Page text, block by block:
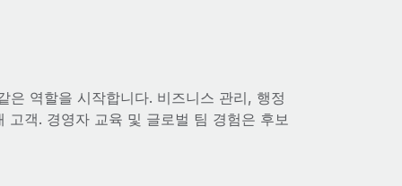
은 역할을 시작합니다. 비즈니스 관리, 행정
객. 경영자 교육 및 글로벌 팀 경험은 후보